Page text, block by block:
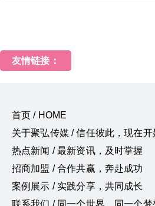
友情链接：
首页 / HOME
关于聚弘传媒 / 信任彼此，现在开
热点新闻 / 最新资讯，及时掌握
招商加盟 / 合作共赢，奔赴成功
案例展示 / 实践分享，共同成长
联系我们 / 同一个世界，同一个梦